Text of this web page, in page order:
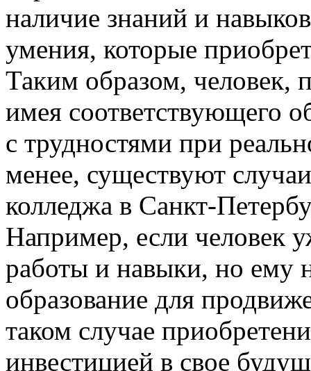
наличие знаний и
умения, которые
Таким образом,
имея соответствующего
с трудностями при
менее, существуют
колледжа в Санкт-
Например, если человек
работы и навыки, но ему
образование для
таком случае
инвестицией в свое